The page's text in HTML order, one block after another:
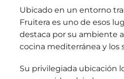
Ubicado en un entorno
Fruitera es uno de esos
destaca por su ambiente
cocina mediterránea y los
Su privilegiada ubicación